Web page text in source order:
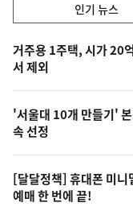
기,
최
신,
오
늘
의
영
상
인기 뉴스
기
뉴
스
거주용 1주택, 시가 20
서 제외
'서울대 10개 만들기'
속 선정
[달달정책] 휴대폰 미
예매 한 번에 끝!